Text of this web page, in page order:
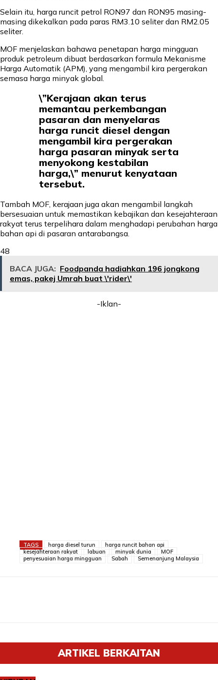
Selain itu, harga runcit petrol RON97 dan RON95 masing-
masing dikekalkan pada paras RM3.10 seliter dan RM2.05
seliter.
MOF menjelaskan bahawa penetapan harga mingguan
produk petroleum dibuat berdasarkan formula Mekanisme
Harga Automatik (APM), yang mengambil kira pergerakan
semasa harga minyak global.
\”Kerajaan akan terus
memantau perkembangan
pasaran dan menyelaras
harga runcit diesel dengan
mengambil kira pergerakan
harga pasaran minyak serta
menyokong kestabilan
harga,\” menurut kenyataan
tersebut.
Tambah MOF, kerajaan juga akan mengambil langkah
bersesuaian untuk memastikan kebajikan dan kesejahteraan
rakyat terus terpelihara dalam menghadapi perubahan harga
bahan api di pasaran antarabangsa.
48
BACA JUGA: Foodpanda hadiahkan 196 jongkong
emas, pakej Umrah buat \'rider\'
-Iklan-
TAGS harga diesel turun
harga runcit bahan api
kesejahteraan rakyat
labuan minyak dunia
MOF
penyesuaian harga mingguan
Sabah Semenanjung Malaysia
ARTIKEL BERKAITAN